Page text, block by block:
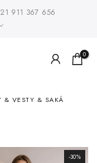
911 367 656
0
& VESTY & SAKÁ
-30%